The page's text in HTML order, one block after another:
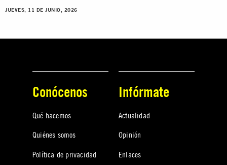
JUEVES, 11 DE JUNIO, 2026
Conócenos
Qué hacemos
Quiénes somos
Política de privacidad
Infórmate
Actualidad
Opinión
Enlaces